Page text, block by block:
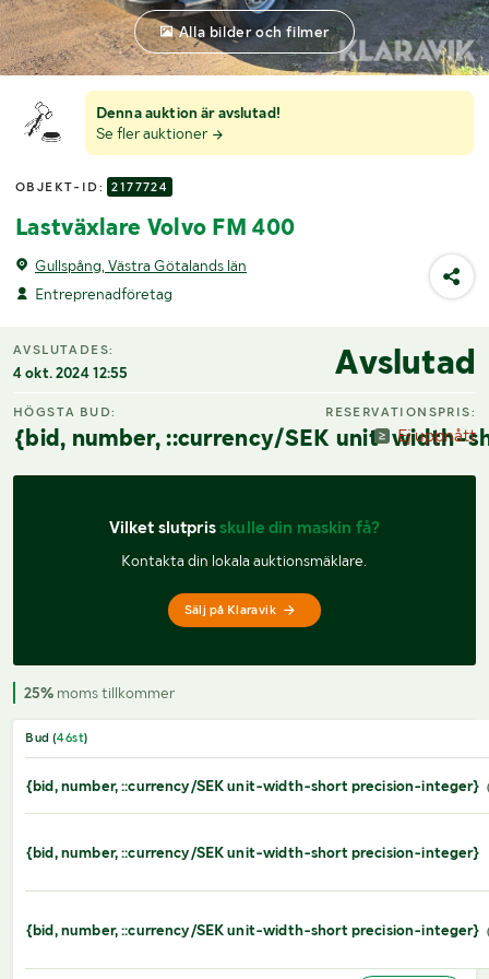
Denna auktion är avslutad!
Se fler auktioner
OBJEKT-ID: 2177724
Lastväxlare Volvo FM 400
Gullspång, Västra Götalands län
Entreprenadföretag
Alla bilder och filmer
AVSLUTADES:
4 okt. 2024 12:55 Avslutad
HÖGSTA BUD:
{bid, number, ::currency/SEK unit-width-
RESERVATIONSPRIS:
Ej uppnått
Vilket slutpris skulle din maskin få?
Kontakta din lokala auktionsmäklare.
Sälj på Klaravik
25% moms tillkommer
Bud (46st)
{bid, number, ::currency/SEK unit-width-short precision-integer}
{bid, number, ::currency/SEK unit-width-short precision-integer}
{bid, number, ::currency/SEK unit-width-short precision-integer}